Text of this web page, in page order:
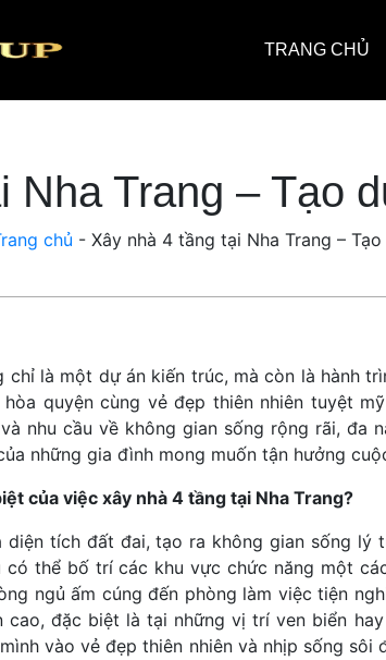
TRANG CHỦ
Nha Trang – Tạo
chủ - Xây nhà 4 tầng tại Nha Trang –
chỉ là một dự án kiến trúc, mà còn là hành
quyện cùng vẻ đẹp thiên nhiên tuyệt
nhu cầu về không gian sống rộng rãi, đa
những gia đình mong muốn tận hưởng
của việc xây nhà 4 tầng tại Nha Trang?
tích đất đai, tạo ra không gian sống lý
có thể bố trí các khu vực chức năng một
ngủ ấm cúng đến phòng làm việc tiện
cao, đặc biệt là tại những vị trí ven biển
vào vẻ đẹp thiên nhiên và nhịp sống sôi